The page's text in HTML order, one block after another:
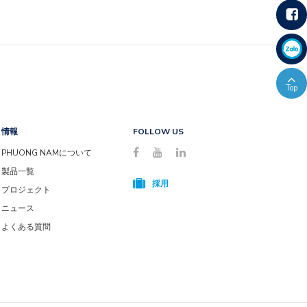
情報
PHUONG NAMについて
製品一覧
プロジェクト
ニュース
よくある質問
FOLLOW US
採用